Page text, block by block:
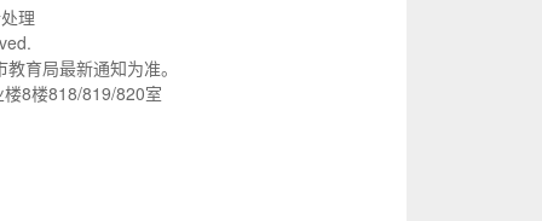
理
育局最新通知为准。
8楼818/819/820室